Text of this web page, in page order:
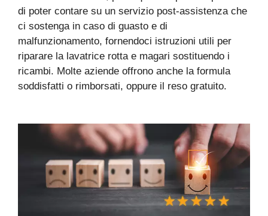
di poter contare su un servizio post-assistenza che
ci sostenga in caso di guasto e di
malfunzionamento, fornendoci istruzioni utili per
riparare la lavatrice rotta e magari sostituendo i
ricambi. Molte aziende offrono anche la formula
soddisfatti o rimborsati, oppure il reso gratuito.